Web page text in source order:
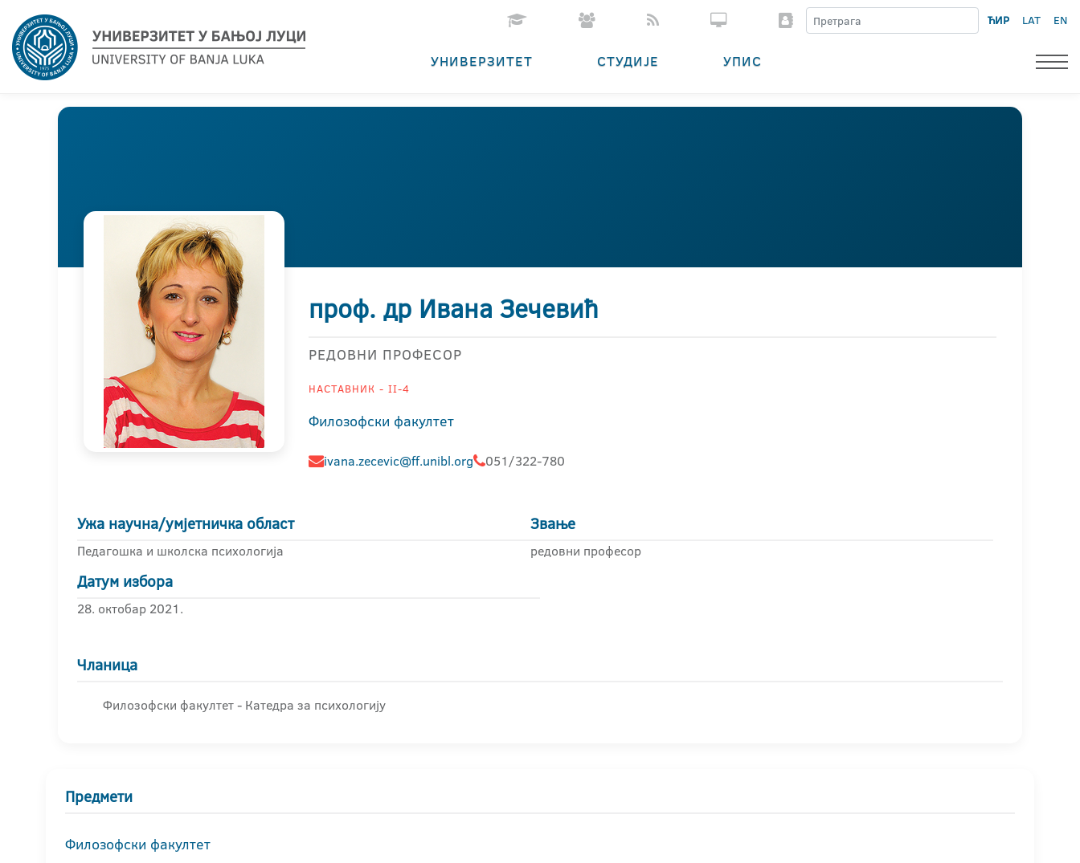
ЋИР LAT EN
УНИВЕРЗИТЕТ СТУДИЈЕ УПИС
проф. др Ивана Зечевић
РЕДОВНИ ПРОФЕСОР
НАСТАВНИК - II-4
Филозофски факултет
ivana.zecevic@ff.unibl.org 051/322-780
Ужа научна/умјетничка област
Педагошка и школска психологија
Звање
редовни професор
Датум избора
28. октобар 2021.
Чланица
Филозофски факултет - Катедра за психологију
Предмети
Филозофски факултет